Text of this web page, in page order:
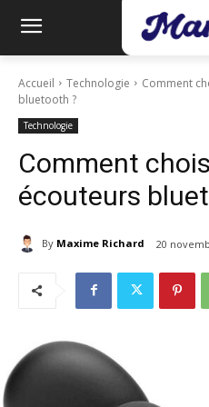
Accueil Technologie
Comment
bluetooth ?
Technologie
Comment
écouteurs
By Maxime Richard 20